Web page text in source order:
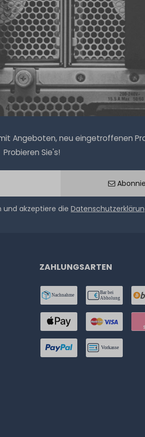
Angeboten, neu eingetroffenen
Probieren Sie's!
akzeptiere die
ZAHLUNGSARTEN